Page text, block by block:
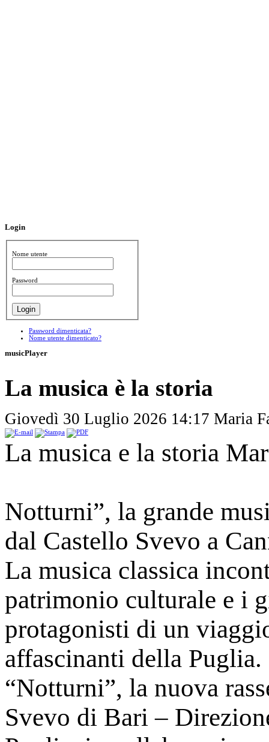
Login
Nome utente
Password
Password dimenticata?
Nome utente dimenticato?
musicPlayer
La musica è la storia
Giovedì 30 Luglio 2026 14:17 Maria
La musica e la storia
Notturni”, la grande
dal Castello Svevo a
La musica classica
patrimonio culturale e i
protagonisti di un
affascinanti della Puglia.
“Notturni”, la nuova
Svevo di Bari –